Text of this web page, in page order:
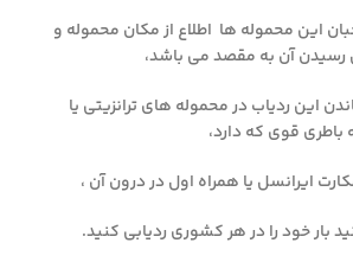
این محموله ها اطلاع از مکان محموله و
رسیدن آن به مقصد می باشد،
این ردیاب در محموله های ترانزیتی یا
باطری قوی که دارد،
ایرانسل یا همراه اول در درون آن ،
بار خود را در هر کشوری ردیابی کنید.